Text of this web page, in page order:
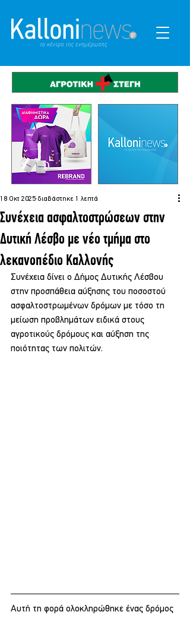
Συνέχεια ασφαλτοστρώσεων στην
Δυτική Λέσβο με νέο τμήμα στο
λεκανοπέδιο Καλλονής
18 Οκτ 2025 διαβάστηκε 1 λεπτά
Συνέχεια δίνει ο Δήμος Δυτικής Λέσβου
στην προσπάθεια αύξησης του ποσοστού
ασφαλτοστρωμένων δρόμων με τόσο τη
μείωση προβλημάτων ειδικά στους
αγροτικούς δρόμους και αύξηση της
ποιότητας των πολιτών.
Αυτή τη φορά ολοκληρώθηκε ένας δρόμος